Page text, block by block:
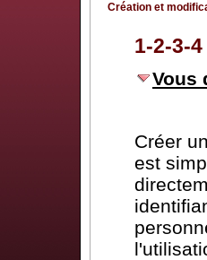
Création et
1-2-3-
Vous
Créer
est